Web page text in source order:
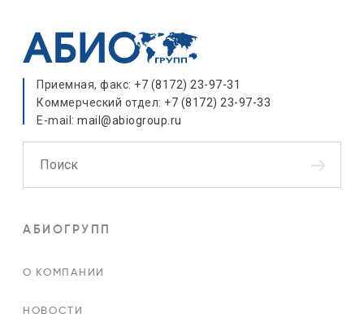
Приемная, факс: +7 (8172) 23-97-31
Коммерческий отдел: +7 (8172) 23-97-33
E-mail: mail@abiogroup.ru
АБИОГРУПП
О КОМПАНИИ
НОВОСТИ